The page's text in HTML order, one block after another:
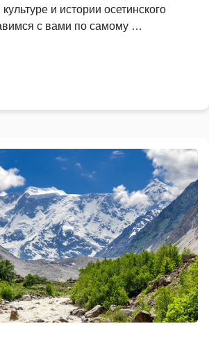
и истории осетинского
с вами по самому …